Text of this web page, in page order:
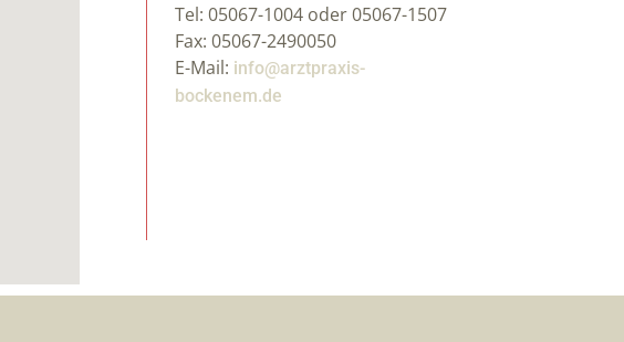
Tel: 05067-1004 oder 05067-1507
Fax: 05067-2490050
E-Mail: info@arztpraxis-
bockenem.de